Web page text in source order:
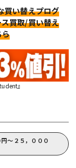
買い替えプログ
買取/買い替え
』
～２５，０００